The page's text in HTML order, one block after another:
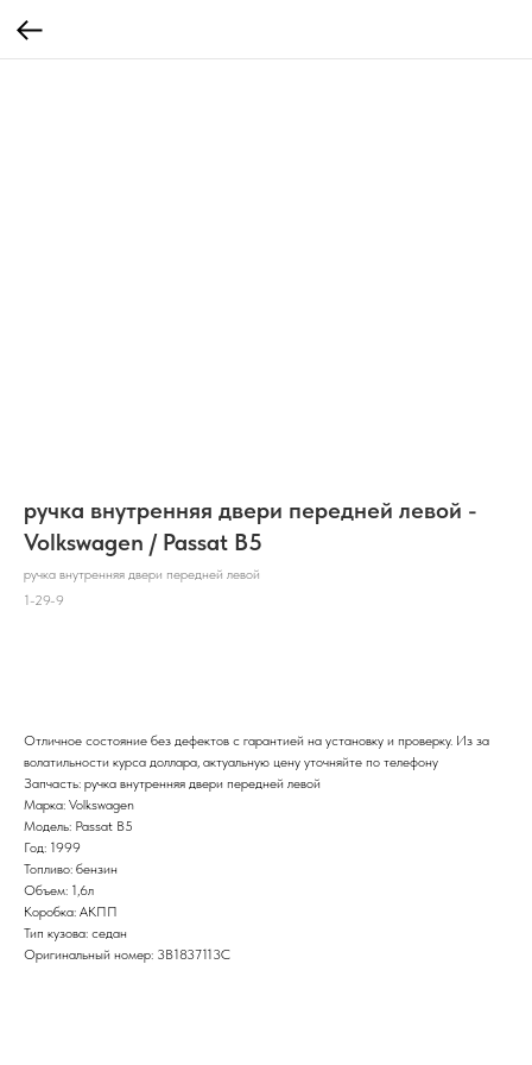
ручка внутренняя двери передней левой -
Volkswagen / Passat B5
ручка внутренняя двери передней левой
1-29-9
Отличное состояние без дефектов с гарантией на установку и проверку. Из за
волатильности курса доллара, актуальную цену уточняйте по телефону
Запчасть: ручка внутренняя двери передней левой
Марка: Volkswagen
Модель: Passat B5
Год: 1999
Топливо: бензин
Объем: 1,6л
Коробка: АКПП
Тип кузова: седан
Оригинальный номер: 3B1837113C